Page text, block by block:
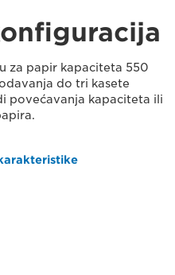
za papir kapaciteta 550
do tri kasete
povećavanja kapaciteta ili